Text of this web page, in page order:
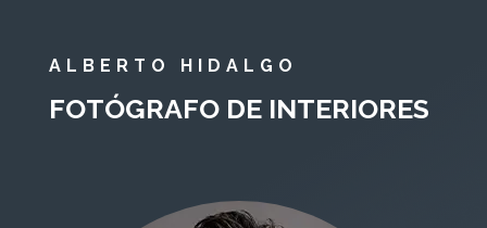
ALBERTO HIDALGO
FOTÓGRAFO DE INTERIORES